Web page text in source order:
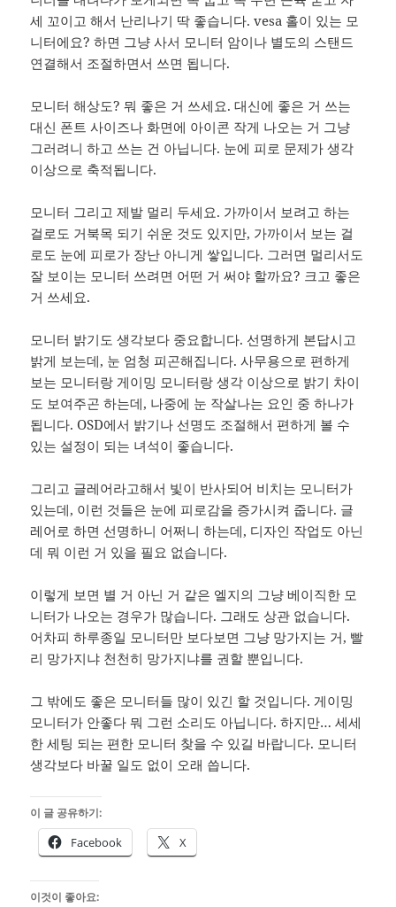
세 꼬이고 해서 난리나기 딱 좋습니다. vesa 홀이 있는 모
니터에요? 하면 그냥 사서 모니터 암이나 별도의 스탠드
연결해서 조절하면서 쓰면 됩니다.
모니터 해상도? 뭐 좋은 거 쓰세요. 대신에 좋은 거 쓰는
대신 폰트 사이즈나 화면에 아이콘 작게 나오는 거 그냥
그러려니 하고 쓰는 건 아닙니다. 눈에 피로 문제가 생각
이상으로 축적됩니다.
모니터 그리고 제발 멀리 두세요. 가까이서 보려고 하는
걸로도 거북목 되기 쉬운 것도 있지만, 가까이서 보는 걸
로도 눈에 피로가 장난 아니게 쌓입니다. 그러면 멀리서도
잘 보이는 모니터 쓰려면 어떤 거 써야 할까요? 크고 좋은
거 쓰세요.
모니터 밝기도 생각보다 중요합니다. 선명하게 본답시고
밝게 보는데, 눈 엄청 피곤해집니다. 사무용으로 편하게
보는 모니터랑 게이밍 모니터랑 생각 이상으로 밝기 차이
도 보여주곤 하는데, 나중에 눈 작살나는 요인 중 하나가
됩니다. OSD에서 밝기나 선명도 조절해서 편하게 볼 수
있는 설정이 되는 녀석이 좋습니다.
그리고 글레어라고해서 빛이 반사되어 비치는 모니터가
있는데, 이런 것들은 눈에 피로감을 증가시켜 줍니다. 글
레어로 하면 선명하니 어쩌니 하는데, 디자인 작업도 아닌
데 뭐 이런 거 있을 필요 없습니다.
이렇게 보면 별 거 아닌 거 같은 엘지의 그냥 베이직한 모
니터가 나오는 경우가 많습니다. 그래도 상관 없습니다.
어차피 하루종일 모니터만 보다보면 그냥 망가지는 거, 빨
리 망가지냐 천천히 망가지냐를 권할 뿐입니다.
그 밖에도 좋은 모니터들 많이 있긴 할 것입니다. 게이밍
모니터가 안좋다 뭐 그런 소리도 아닙니다. 하지만… 세세
한 세팅 되는 편한 모니터 찾을 수 있길 바랍니다. 모니터
생각보다 바꿀 일도 없이 오래 씁니다.
이 글 공유하기:
Facebook X
이것이 좋아요: